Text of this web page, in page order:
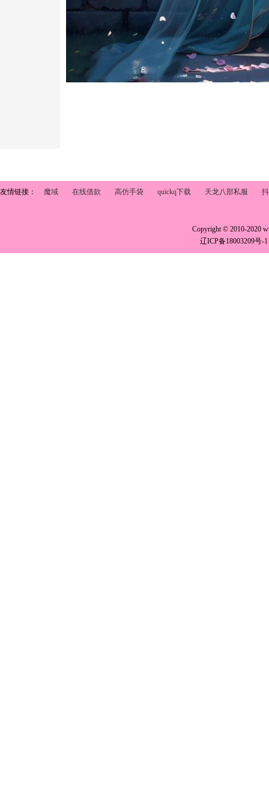
友情链接： 魔域 在线借款 高仿手袋 quickq下载 天龙八部私服
Copyright © 2010-2020
辽ICP备18003209号-